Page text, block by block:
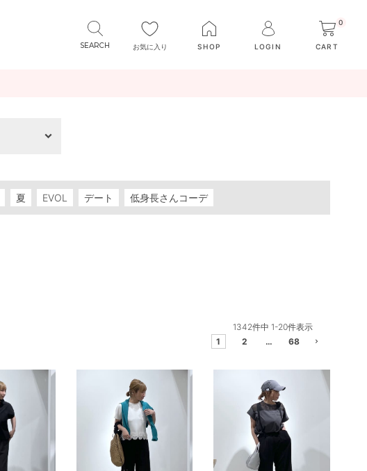
お気に入り SHOP LOGIN
0
CART
夏 EVOL デート 低身長さんコーデ
1342件中 1-20件表示
1
2 … 68